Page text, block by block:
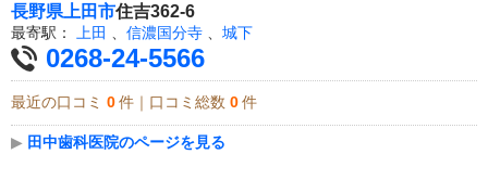
長野県 上田市住吉362-6
最寄駅： 上田 信濃国分寺 城下
0268-24-5566
最近の口コミ 0 件｜口コミ総数 0 件
▶ 田中歯科医院のページを見る